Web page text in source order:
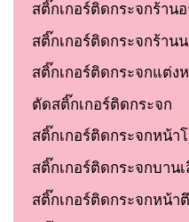
สติ๊กเกอร์ติดกระจกร้าน
สติ๊กเกอร์ติดกระจกร้าน
สติ๊กเกอร์ติดกระจกแต่ง
ตัดสติ๊กเกอร์ติดกระจก
สติ๊กเกอร์ติดกระจกหน้า
สติ๊กเกอร์ติดกระจกบาน
สติ๊กเกอร์ติดกระจกหน้า